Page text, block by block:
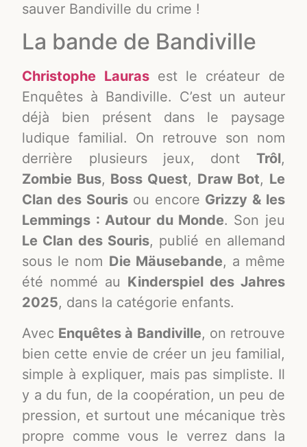
sauver Bandiville du crime !
La bande de Bandiville
Christophe Laurasest le créateur de
Enquêtes à Bandiville. C’est un auteur
déjà bien présent dans le paysage
ludique familial. On retrouve son nom
derrière plusieurs jeux, dont Trôl,
Zombie Bus, Boss Quest, Draw Bot, Le
Clan des Sourisou encore Grizzy & les
Lemmings : Autour du Monde. Son jeu
Le Clan des Souris, publié en allemand
sous le nom Die Mäusebande, a même
été nommé au Kinderspiel des Jahres
2025, dans la catégorie enfants.
Avec Enquêtes à Bandiville, on retrouve
bien cette envie de créer un jeu familial,
simple à expliquer, mais pas simpliste. Il
y a du fun, de la coopération, un peu de
pression, et surtout une mécanique très
propre comme vous le verrez dans la